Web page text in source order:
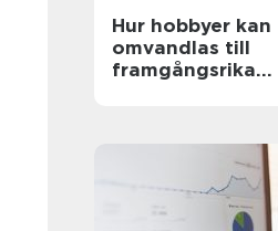
Hur hobbyer kan
omvandlas till
framgångsrika